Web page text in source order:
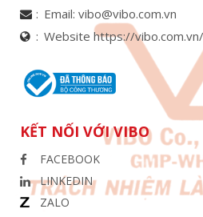
Email: vibo@vibo.com.vn
Website https://vibo.com.vn/
KẾT NỐI VỚI VIBO
FACEBOOK
LINKEDIN
ZALO